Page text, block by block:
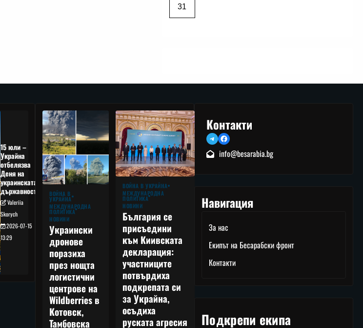
31
15 юли –
Украйна
отбелязва
Деня на
украинската
държавност
Valeriia
Skorych
2026-07-15
13:29
ВОЙНА В
УКРАЙНА
МЕЖДУНАРОДНА
ПОЛИТИКА
НОВИНИ
Украински
дронове
поразиха
през нощта
логистични
центрове на
Wildberries в
Котовск,
Тамбовска
ВОЙНА В УКРАЙНА
МЕЖДУНАРОДНА
ПОЛИТИКА
НОВИНИ
България се
присъедини
към Киивската
декларация:
участниците
потвърдиха
подкрепата си
за Украйна,
осъдиха
руската агресия
Контакти
TelegramFacebook
info@besarabia.bg
Навигация
За нас
Екипът на Бесарабски фронт
Контакти
Подкрепи екипа